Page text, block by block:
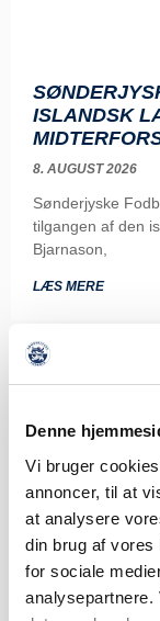
Denne
Vi bruger
annoncer, til at
at analysere
din brug af vores
for sociale
analysepartnere.
ISLANDSK
8. AUGUST 2026
Sønderjyske
tilgangen af den
Bjarnason,
LÆS MERE